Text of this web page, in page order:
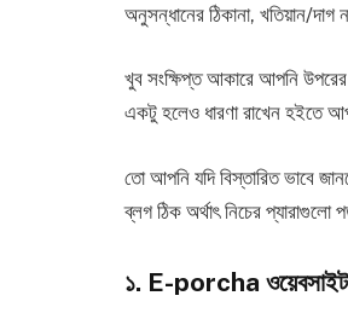
অনুসন্ধানের ঠিকানা, খতিয়ান/
খুব সংক্ষিপ্ত আকারে আপনি
একটু হলেও ধারণা রাখেন হইতে
তো আপনি যদি বিস্তারিত ভাবে
ব্লগ ঠিক অর্থাৎ নিচের প্যারাগুলো
১. E-porcha